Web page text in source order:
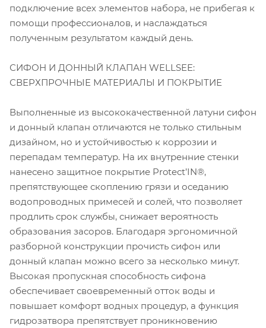
подключение всех элементов набора, не прибегая к
помощи профессионалов, и наслаждаться
полученным результатом каждый день.
СИФОН И ДОННЫЙ КЛАПАН WELLSEE:
СВЕРХПРОЧНЫЕ МАТЕРИАЛЫ И ПОКРЫТИЕ
Выполненные из высококачественной латуни сифон
и донный клапан отличаются не только стильным
дизайном, но и устойчивостью к коррозии и
перепадам температур. На их внутренние стенки
нанесено защитное покрытие Protect’IN®,
препятствующее скоплению грязи и оседанию
водопроводных примесей и солей, что позволяет
продлить срок службы, снижает вероятность
образования засоров. Благодаря эргономичной
разборной конструкции прочисть сифон или
донный клапан можно всего за несколько минут.
Высокая пропускная способность сифона
обеспечивает своевременный отток воды и
повышает комфорт водных процедур, а функция
гидрозатвора препятствует проникновению